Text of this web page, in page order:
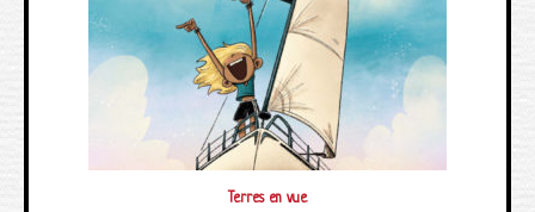
Terres en vue